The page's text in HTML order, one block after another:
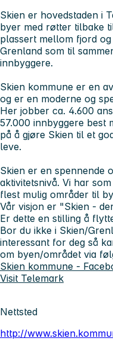
Skien er hovedstaden i
byer med røtter tilbake
plassert mellom fjord
Grenland som til
innbyggere.
Skien kommune er en
og er en moderne og
Her jobber ca. 4.600
57.000 innbyggere best
på å gjøre Skien til et
leve.
Skien er en spennende
aktivitetsnivå. Vi har
flest mulig områder til
Vår visjon er "Skien -
Er dette en stilling å
Bor du ikke i Skien/
interessant for deg så
om byen/området via
Skien kommune -
Visit Telemark
Nettsted
http://